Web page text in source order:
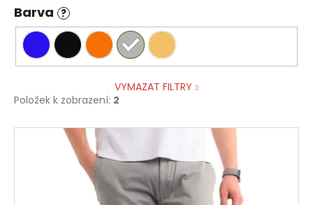
Barva ?
VYMAZAT FILTRY
Položek k zobrazení: 2
V